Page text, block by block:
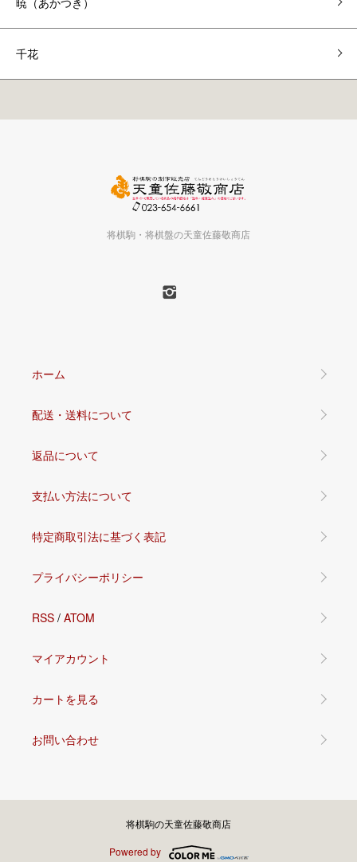
千花
将棋駒・将棋盤の天童佐藤敬商店
ホーム
配送・送料について
返品について
支払い方法について
特定商取引法に基づく表記
プライバシーポリシー
RSS / ATOM
マイアカウント
カートを見る
お問い合わせ
将棋駒の天童佐藤敬商店
Powered by